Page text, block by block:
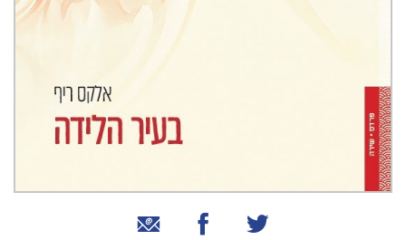
שיתוף באמצעות אימייל
שיתוף בפייסבוק